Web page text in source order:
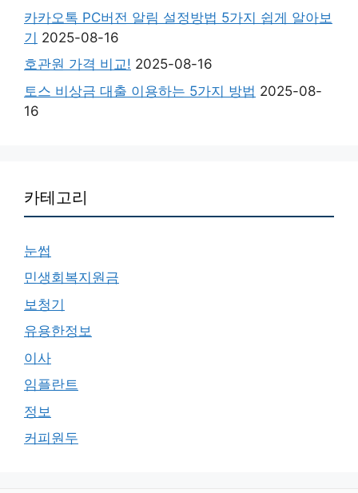
카카오톡 PC버전 알림 설정방법 5가지 쉽게 알아보
기 2025-08-16
호관원 가격 비교! 2025-08-16
토스 비상금 대출 이용하는 5가지 방법 2025-08-
16
카테고리
눈썹
민생회복지원금
보청기
유용한정보
이사
임플란트
정보
커피원두